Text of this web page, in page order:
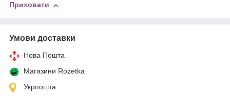
Приховати
Умови доставки
Нова Пошта
Магазини Rozetka
Укрпошта